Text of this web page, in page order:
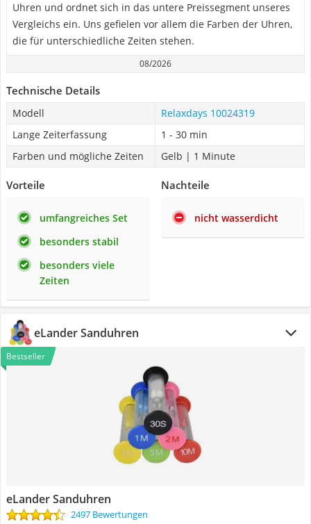
Uhren und ordnet sich in das untere Preissegment unseres
Vergleichs ein. Uns gefielen vor allem die Farben der Uhren,
die für unterschiedliche Zeiten stehen.
08/2026
Technische Details
Modell
Relaxdays 10024319
Lange Zeiterfassung
1 - 30 min
Farben und mögliche Zeiten
Gelb | 1 Minute
Vorteile
umfangreiches Set
besonders stabil
besonders viele
Zeiten
Nachteile
nicht wasserdicht
eLander Sanduhren
Bestseller
eLander Sanduhren
2497 Bewertungen